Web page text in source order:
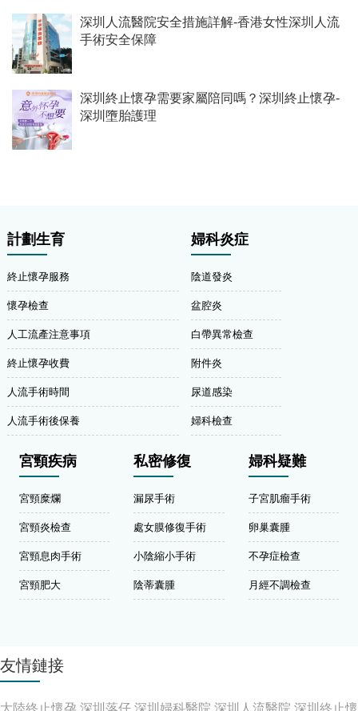
深圳人流醫院安全措施詳解-香港女性深圳人流
手術安全保障
深圳終止懷孕需要家屬陪同嗎？深圳終止懷孕-
深圳墮胎護理
計劃生育
終止懷孕服務
懷孕檢查
人工流產注意事項
終止懷孕收費
人流手術時間
人流手術後保養
婦科炎症
陰道發炎
盆腔炎
白帶異常檢查
附件炎
尿道感染
婦科檢查
宮頸疾病
宮頸糜爛
宮頸炎檢查
宮頸息肉手術
宮頸肥大
私密修復
漏尿手術
處女膜修復手術
小陰縮小手術
陰蒂囊腫
婦科疑難
子宮肌瘤手術
卵巢囊腫
不孕症檢查
月經不調檢查
友情鏈接